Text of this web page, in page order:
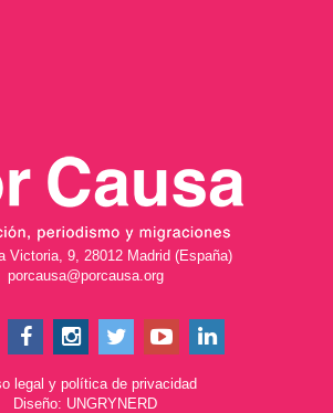
Victoria, 9, 28012 Madrid (España)
porcausa@porcausa.org
legal y política de privacidad
Diseño: UNGRYNERD